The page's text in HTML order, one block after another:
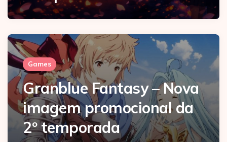
Games
Granblue Fantasy – Nova
imagem promocional da
2º temporada